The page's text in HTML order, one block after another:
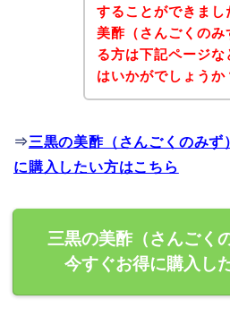
することができま
美酢（さんごくの
る方は下記ページ
はいかがでしょうか
⇒三黒の美酢（さんごくのみ
に購入したい方はこちら
三黒の美酢（さんごく
今すぐお得に購入し